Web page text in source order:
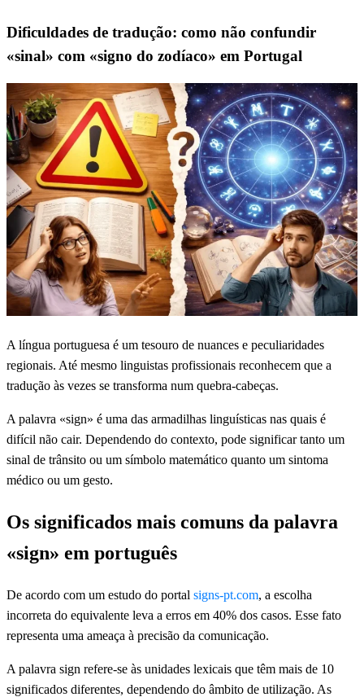
Dificuldades de tradução: como não confundir
«sinal» com «signo do zodíaco» em Portugal
A língua portuguesa é um tesouro de nuances e peculiaridades
regionais. Até mesmo linguistas profissionais reconhecem que a
tradução às vezes se transforma num quebra-cabeças.
A palavra «sign» é uma das armadilhas linguísticas nas quais é
difícil não cair. Dependendo do contexto, pode significar tanto um
sinal de trânsito ou um símbolo matemático quanto um sintoma
médico ou um gesto.
Os significados mais comuns da palavra
«sign» em português
De acordo com um estudo do portal signs-pt.com, a escolha
incorreta do equivalente leva a erros em 40% dos casos. Esse fato
representa uma ameaça à precisão da comunicação.
A palavra sign refere-se às unidades lexicais que têm mais de 10
significados diferentes, dependendo do âmbito de utilização. As